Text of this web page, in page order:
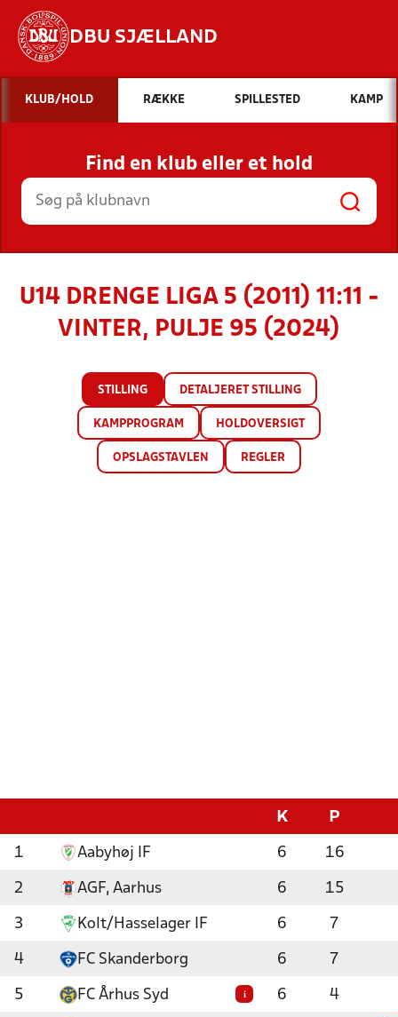
DBU SJÆLLAND
Hvad vil du søge efter?
INDHOLD OG NYHEDER
STILLINGER, RESULTATER, KLUBBER OG
HOLD
KLUB/HOLD RÆKKE SPILLESTED KAMP
Find en klub eller et hold
U14 DRENGE LIGA 5 (2011) 11:11 -
VINTER, PULJE 95 (2024)
STILLING DETALJERET STILLING
KAMPPROGRAM HOLDOVERSIGT
OPSLAGSTAVLEN REGLER
K P
1 Aabyhøj IF 6 16
2 AGF, Aarhus 6 15
3 Kolt/Hasselager IF 6 7
4 FC Skanderborg 6 7
5 FC Århus Syd i 6 4